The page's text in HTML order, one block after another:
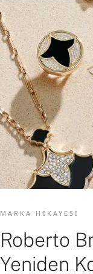
MARKA HIKAYESI
Roberto
Yeniden